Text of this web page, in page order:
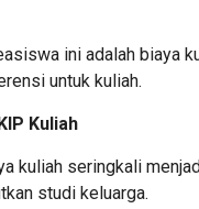
ini adalah biaya
untuk kuliah.
Kuliah
kuliah seringkali
studi keluarga.